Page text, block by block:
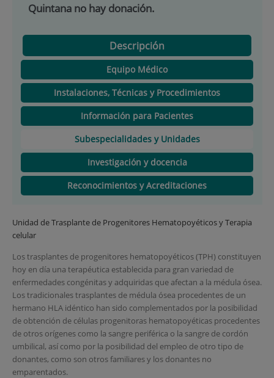
Quintana no hay donación.
Descripción
Equipo Médico
Instalaciones, Técnicas y Procedimientos
Información para Pacientes
Subespecialidades y Unidades
Investigación y docencia
Reconocimientos y Acreditaciones
Unidad de Trasplante de Progenitores Hematopoyéticos y Terapia
celular
Los trasplantes de progenitores hematopoyéticos (TPH) constituyen
hoy en día una terapéutica establecida para gran variedad de
enfermedades congénitas y adquiridas que afectan a la médula ósea.
Los tradicionales trasplantes de médula ósea procedentes de un
hermano HLA idéntico han sido complementados por la posibilidad
de obtención de células progenitoras hematopoyéticas procedentes
de otros orígenes como la sangre periférica o la sangre de cordón
umbilical, así como por la posibilidad del empleo de otro tipo de
donantes, como son otros familiares y los donantes no
emparentados.